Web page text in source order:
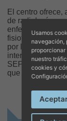
El centro ofrece,
de radiología y
enfermería y
fisioterapia. Su
por las
internacionales
SEP –Sanidad
que se renuevan
Usamos
navegación,
nuestro
cookies y